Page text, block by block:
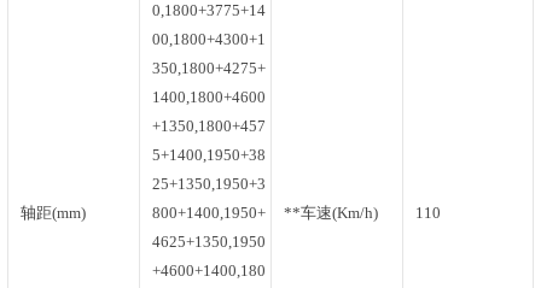
轴距(mm)
0,1800+3775+14
00,1800+4300+1
350,1800+4275+
1400,1800+4600
+1350,1800+457
5+1400,1950+38
25+1350,1950+3
800+1400,1950+
4625+1350,1950
+4600+1400,180
**车速(Km/h) 110